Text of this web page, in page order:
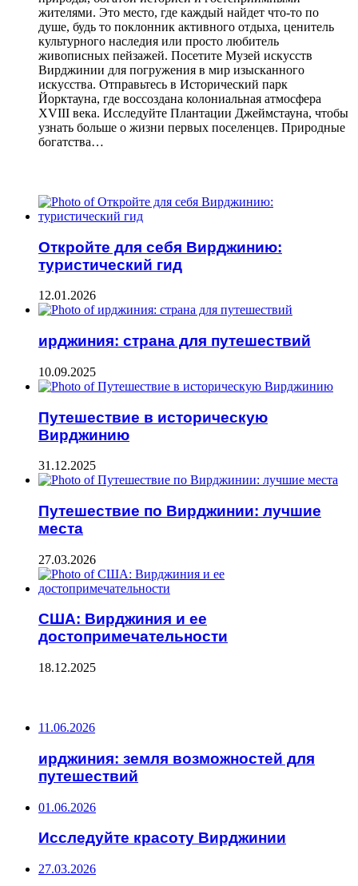
жителями. Это место, где каждый найдет что-то по
душе, будь то поклонник активного отдыха, ценитель
культурного наследия или просто любитель
живописных пейзажей. Посетите Музей искусств
Вирджинии для погружения в мир изысканного
искусства. Отправьтесь в Исторический парк
Йорктауна, где воссоздана колониальная атмосфера
XVIII века. Исследуйте Плантации Джеймстауна, чтобы
узнать больше о жизни первых поселенцев. Природные
богатства…
Откройте для себя Вирджинию:
туристический гид
12.01.2026
ирджиния: страна для путешествий
10.09.2025
Путешествие в историческую
Вирджинию
31.12.2025
Путешествие по Вирджинии: лучшие
места
27.03.2026
США: Вирджиния и ее
достопримечательности
18.12.2025
11.06.2026
ирджиния: земля возможностей для
путешествий
01.06.2026
Исследуйте красоту Вирджинии
27.03.2026